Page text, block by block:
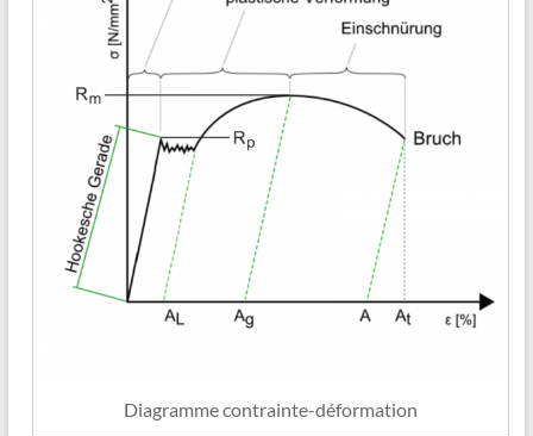
Diagramme contrainte-déformation